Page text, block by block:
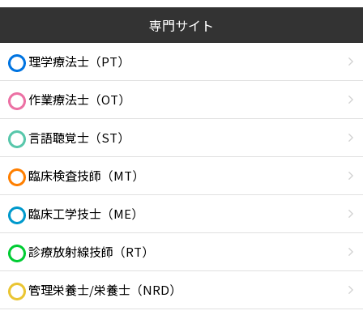
専門サイト
理学療法士（PT）
作業療法士（OT）
言語聴覚士（ST）
臨床検査技師（MT）
臨床工学技士（ME）
診療放射線技師（RT）
管理栄養士/栄養士（NRD）